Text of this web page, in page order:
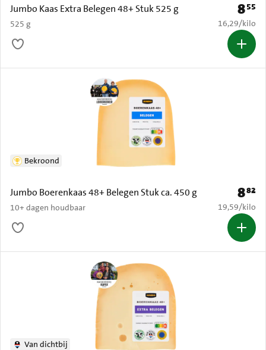
Jumbo Kaas Extra Belegen 48+ Stuk 525 g
525 g
Prijs:
855
€ 16,29 per
16,29/kilo
Jumbo Boerenkaas 48+ Belegen Stuk ca. 450 g
10+ dagen houdbaar
Bekroond
Prijs:
882
€ 19,59 per
19,59/kilo
Van dichtbij